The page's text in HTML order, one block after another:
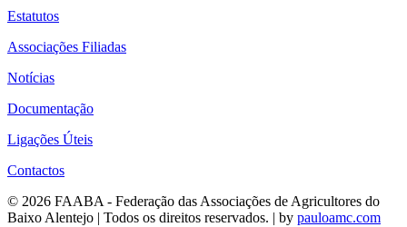
Estatutos
Associações Filiadas
Notícias
Documentação
Ligações Úteis
Contactos
© 2026 FAABA - Federação das Associações de Agricultores do
Baixo Alentejo | Todos os direitos reservados. | by pauloamc.com